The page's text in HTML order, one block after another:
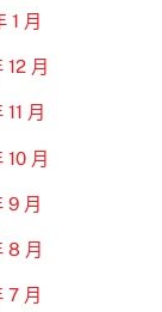
1 月
12 月
月
10 月
9 月
8 月
7 月